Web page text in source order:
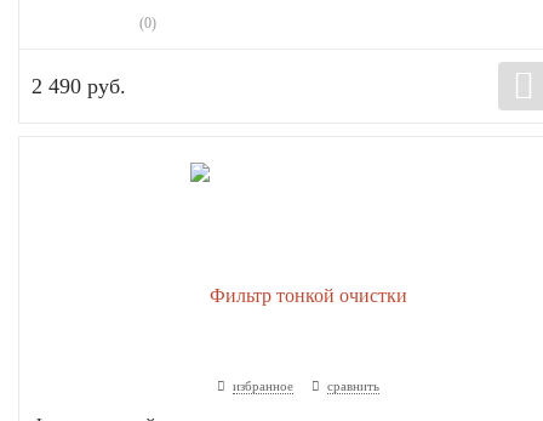
(0)
2 490 руб.
избранное сравнить